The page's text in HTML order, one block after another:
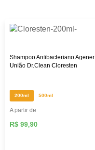
Shampoo Antibacteriano Agener
União Dr.Clean Cloresten
200ml 500ml
A partir de
R$ 99,90